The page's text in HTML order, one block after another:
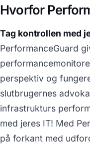
Hvorfor
Tag kontrollen med
PerformanceGuard
perspektiv og
slutbrugernes
infrastrukturs
med jeres IT! Med
på forkant med